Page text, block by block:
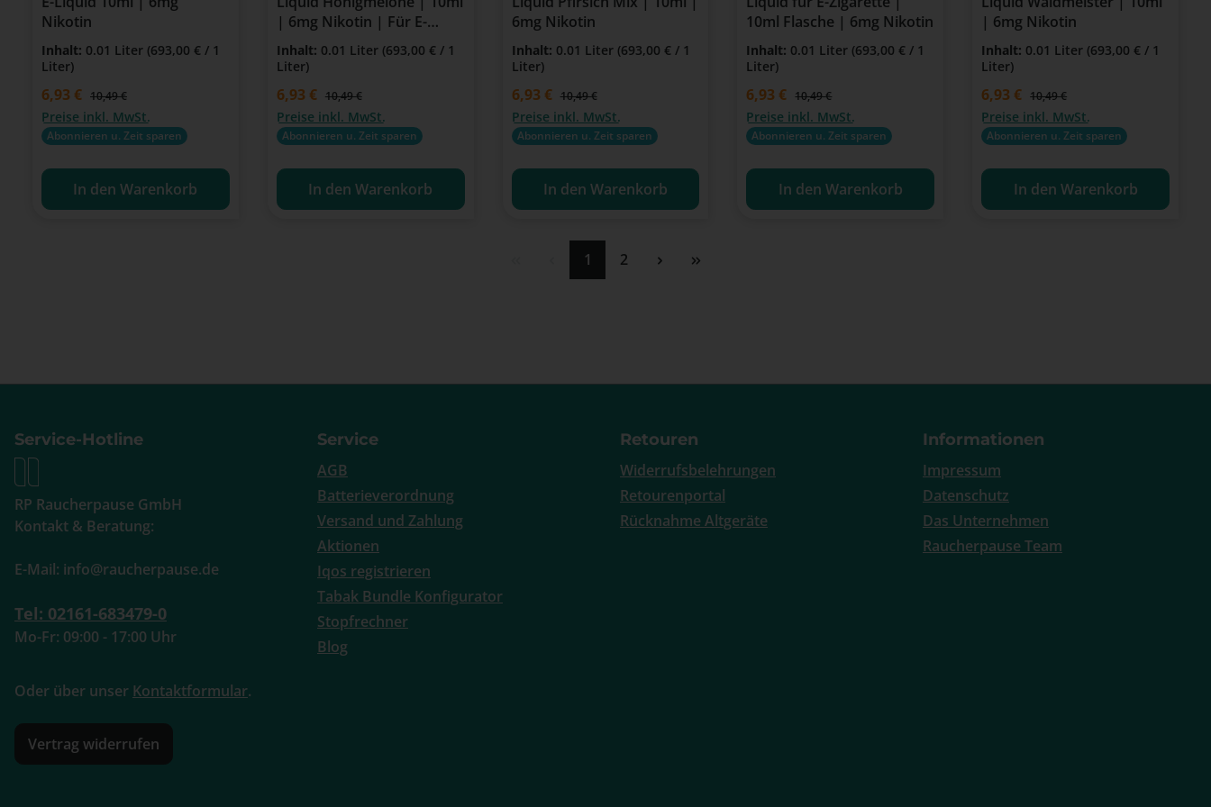
Nikotin
Inhalt: 0.01 Liter (693,00 € / 1
Liter)
Verkaufspreis:
6,93 € Regulärer Preis:
10,49 €
Preise inkl. MwSt.
Abonnieren u. Zeit sparen
In den Warenkorb
| 6mg Nikotin | Für E-
Zigaretten & Clearomizer
Inhalt: 0.01 Liter (693,00 € / 1
Liter)
Verkaufspreis:
6,93 € Regulärer Preis:
10,49 €
Preise inkl. MwSt.
Abonnieren u. Zeit sparen
In den Warenkorb
6mg Nikotin
Inhalt: 0.01 Liter (693,00 € / 1
Liter)
Verkaufspreis:
6,93 € Regulärer Preis:
10,49 €
Preise inkl. MwSt.
Abonnieren u. Zeit sparen
In den Warenkorb
10ml Flasche | 6mg Nikotin
Inhalt: 0.01 Liter (693,00 € / 1
Liter)
Verkaufspreis:
6,93 € Regulärer Preis:
10,49 €
Preise inkl. MwSt.
Abonnieren u. Zeit sparen
In den Warenkorb
| 6mg Nikotin
Inhalt: 0.01 Liter (693,00 € / 1
Liter)
Verkaufspreis:
6,93 € Regulärer Preis:
10,49 €
Preise inkl. MwSt.
Abonnieren u. Zeit sparen
In den Warenkorb
Seite
1 Seite
2
Service-Hotline
RP Raucherpause GmbH
Kontakt & Beratung:
E-Mail: info@raucherpause.de
Tel: 02161-683479-0
Mo-Fr: 09:00 - 17:00 Uhr
Oder über unser Kontaktformular.
Vertrag widerrufen
Service
AGB
Batterieverordnung
Versand und Zahlung
Aktionen
Iqos registrieren
Tabak Bundle Konfigurator
Stopfrechner
Blog
Retouren
Widerrufsbelehrungen
Retourenportal
Rücknahme Altgeräte
Informationen
Impressum
Datenschutz
Das Unternehmen
Raucherpause Team